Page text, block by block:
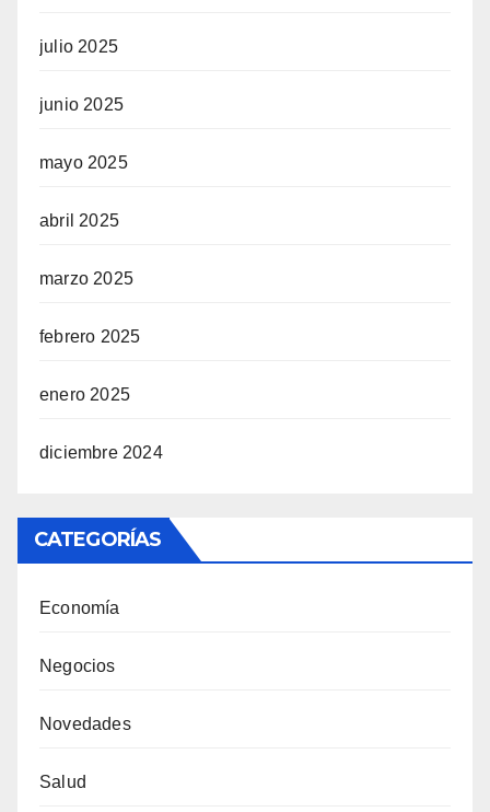
julio 2025
junio 2025
mayo 2025
abril 2025
marzo 2025
febrero 2025
enero 2025
diciembre 2024
CATEGORÍAS
Economía
Negocios
Novedades
Salud